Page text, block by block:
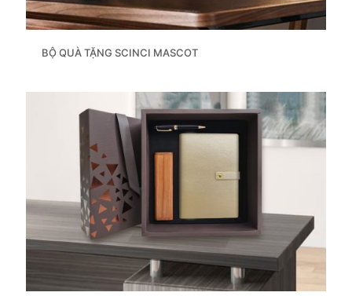
BỘ QUÀ TẶNG SCINCI MASCOT